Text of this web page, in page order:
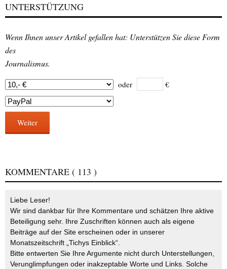
UNTERSTÜTZUNG
Wenn Ihnen unser Artikel gefallen hat: Unterstützen Sie diese Form
des
Journalismus.
oder €
Weiter
KOMMENTARE ( 113 )
Liebe Leser!
Wir sind dankbar für Ihre Kommentare und schätzen Ihre aktive
Beteiligung sehr. Ihre Zuschriften können auch als eigene
Beiträge auf der Site erscheinen oder in unserer
Monatszeitschrift „Tichys Einblick“.
Bitte entwerten Sie Ihre Argumente nicht durch Unterstellungen,
Verunglimpfungen oder inakzeptable Worte und Links. Solche